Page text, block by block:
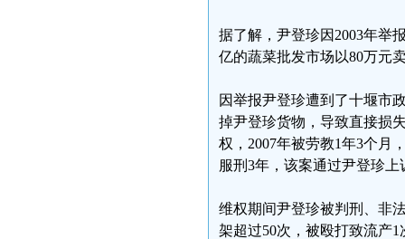
据了解，尹登珍因2003年举
亿的蔬菜批发市场以80万元
因举报尹登珍遭到了十堰市
掉尹登珍货物，导致直接损
权，2007年被劳教1年3个月
服刑3年，该案通过尹登珍
维权期间尹登珍被判刑、非
架超过50次，被殴打致流产